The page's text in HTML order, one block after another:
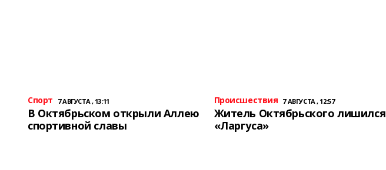
Спорт 7 АВГУСТА , 13:11
В Октябрьском открыли Аллею
спортивной славы
Происшествия 7 АВГУСТА , 12:57
Житель Октябрьского лишился
«Ларгуса»